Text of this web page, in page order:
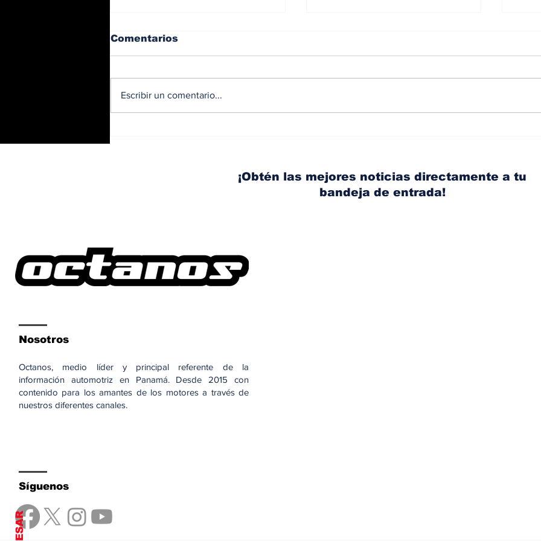
combustibles
Comentarios
Escribir un comentario...
¡Obtén las mejores noticias directamente a tu
bandeja de entrada!
Nosotros
Octanos, medio líder y principal referente de la
información automotriz en Panamá. Desde 2015 con
contenido para los amantes de los motores a través de
nuestros diferentes canales.
Síguenos